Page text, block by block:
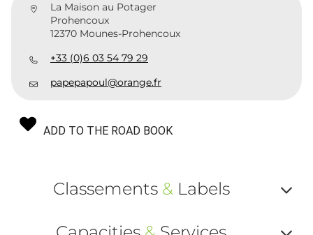
La Maison au Potager
Prohencoux
12370 Mounes-Prohencoux
+33 (0)6 03 54 79 29
papepapoul@orange.fr
ADD TO THE ROAD BOOK
Classements &Labels